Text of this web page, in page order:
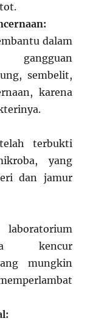
dalam
gangguan
sembelit,
karena
terbukti
yang
dan jamur
kencur
mungkin